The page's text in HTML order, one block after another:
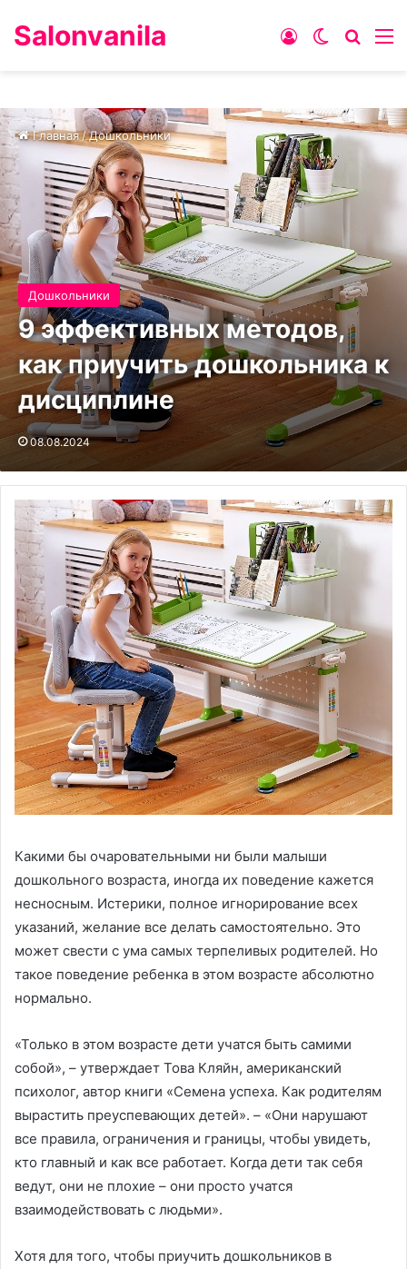
Salonvanila Switch skin
Войти
Главная/Дошкольники
Дошкольники
9 эффективных методов,
как приучить дошкольника к
дисциплине
08.08.2024
Какими бы очаровательными ни были малыши
дошкольного возраста, иногда их поведение кажется
несносным. Истерики, полное игнорирование всех
указаний, желание все делать самостоятельно. Это
может свести с ума самых терпеливых родителей. Но
такое поведение ребенка в этом возрасте абсолютно
нормально.
«Только в этом возрасте дети учатся быть самими
собой», – утверждает Това Кляйн, американский
психолог, автор книги «Семена успеха. Как родителям
вырастить преуспевающих детей». – «Они нарушают
все правила, ограничения и границы, чтобы увидеть,
кто главный и как все работает. Когда дети так себя
ведут, они не плохие – они просто учатся
взаимодействовать с людьми».
Хотя для того, чтобы приучить дошкольников в